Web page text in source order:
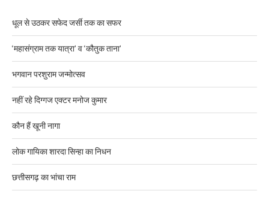
धूल से उठकर सफेद जर्सी तक का सफर
‘महासंग्राम तक यात्रा’ व ‘कौतुक ताना’
भगवान परशुराम जन्मोत्सव
नहीं रहे दिग्गज एक्टर मनोज कुमार
कौन हैं खूनी नागा
लोक गायिका शारदा सिन्हा का निधन
छत्तीसगढ़ का भांचा राम